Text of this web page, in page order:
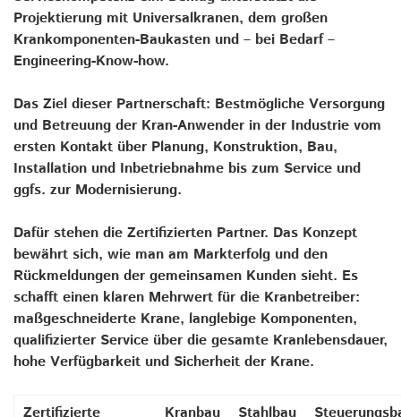
Projektierung mit Universalkranen, dem großen
Krankomponenten-Baukasten und – bei Bedarf –
Engineering-Know-how.
Das Ziel dieser Partnerschaft: Bestmögliche Versorgung
und Betreuung der Kran-Anwender in der Industrie vom
ersten Kontakt über Planung, Konstruktion, Bau,
Installation und Inbetriebnahme bis zum Service und
ggfs. zur Modernisierung.
Dafür stehen die Zertifizierten Partner. Das Konzept
bewährt sich, wie man am Markterfolg und den
Rückmeldungen der gemeinsamen Kunden sieht. Es
schafft einen klaren Mehrwert für die Kranbetreiber:
maßgeschneiderte Krane, langlebige Komponenten,
qualifizierter Service über die gesamte Kranlebensdauer,
hohe Verfügbarkeit und Sicherheit der Krane.